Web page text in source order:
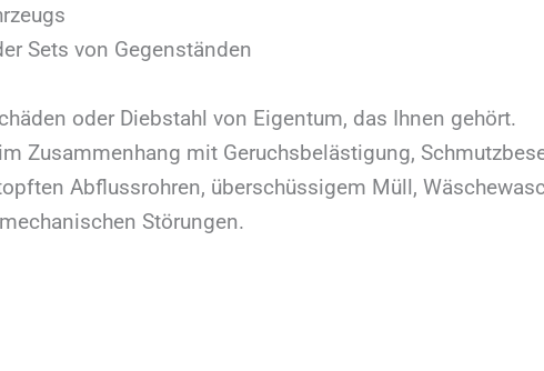
Sets von Gegenständen
oder Diebstahl von Eigentum, das Ihnen gehört.
Zusammenhang mit Geruchsbelästigung,
Abflussrohren, überschüssigem Müll,
Störungen.